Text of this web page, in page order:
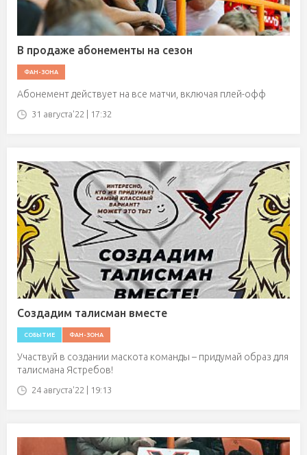
В продаже абонементы на сезон
ФАН-ЗОНА
Абонемент действует на все матчи, включая плей-офф
31 августа'22 | 17:32
Создадим талисман вместе
СОБЫТИЕ ФАН-ЗОНА
Участвуй в создании маскота команды – придумай образ для
талисмана Ястребов!
24 августа'22 | 19:13